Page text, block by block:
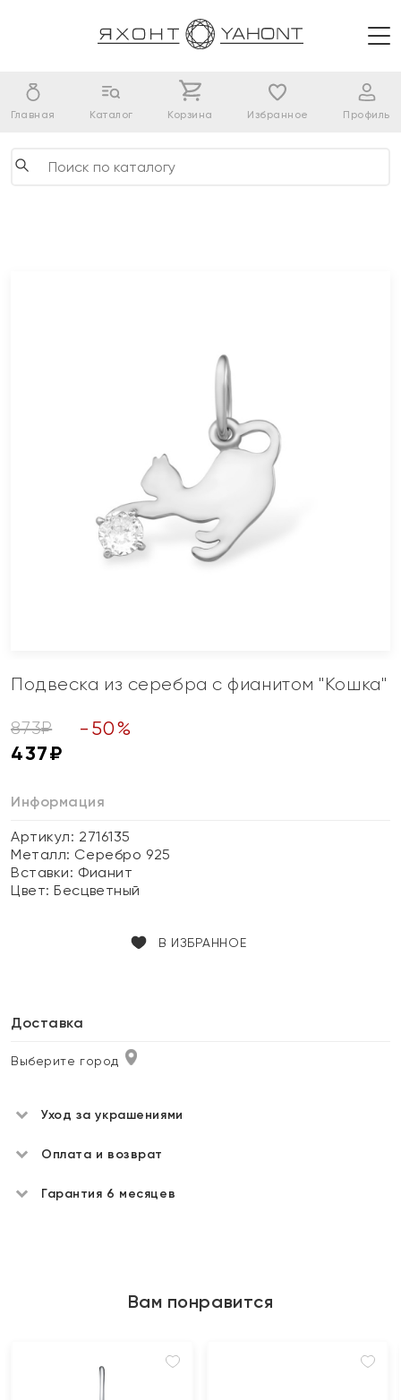
Главная Каталог Корзина Избранное Профиль
Подвеска из серебра с фианитом "Кошка"
873₽ - 50%
437₽
Информация
Артикул: 2716135
Металл: Серебро 925
Вставки: Фианит
Цвет:Бесцветный
В ИЗБРАННОЕ
Доставка
Выберите город
Уход за украшениями
Оплата и возврат
Гарантия 6 месяцев
Вам понравится